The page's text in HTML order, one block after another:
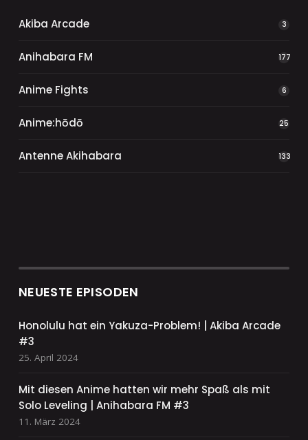
Akiba Arcade 3
Anihabara FM 177
Anime Fights 6
Anime:hōdō 25
Antenne Akihabara 133
NEUESTE EPISODEN
Honolulu hat ein Yakuza-Problem! | Akiba Arcade
#3
25. April 2024
Mit diesen Anime hatten wir mehr Spaß als mit
Solo Leveling | Anihabara FM #3
11. März 2024